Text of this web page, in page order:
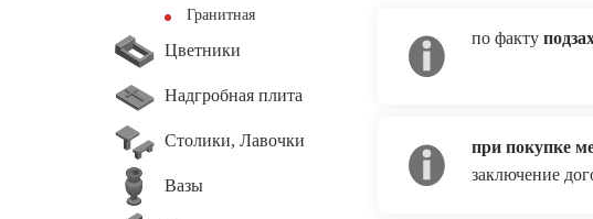
Гранитная
Цветники
Надгробная плита
Столики, Лавочки
Вазы
по факту
при покупке
заключение